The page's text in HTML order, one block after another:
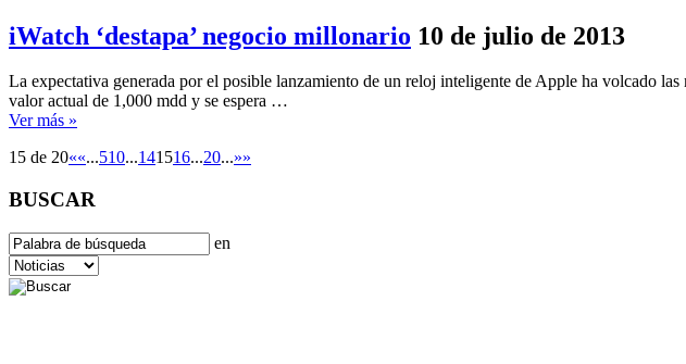
iWatch ‘destapa’ negocio millonario 10 de julio de 2013
La expectativa generada por el posible lanzamiento de un reloj inteligente de Apple ha volcado
valor actual de 1,000 mdd y se espera …
Ver más »
15 de 20««...510...141516...20...»»
BUSCAR
en